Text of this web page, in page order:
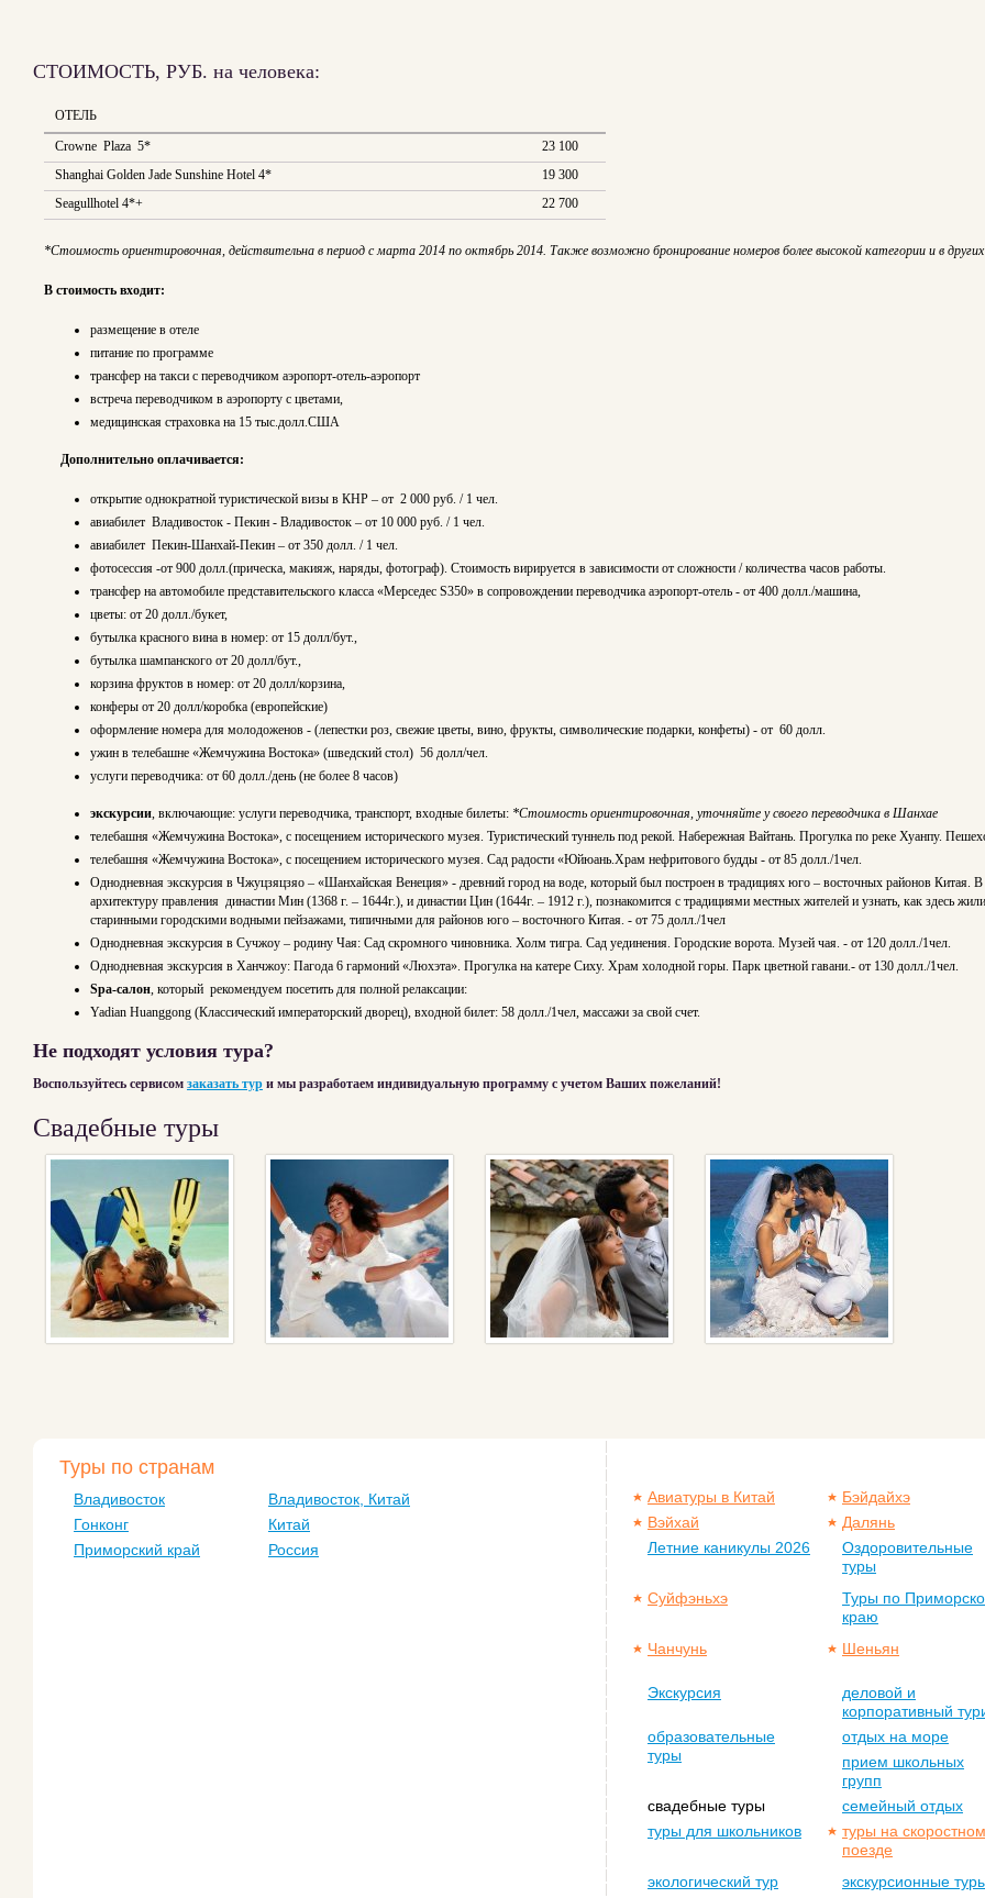
СТОИМОСТЬ, РУБ. на человека:
ОТЕЛЬ
Crowne Plaza 5*
23 100
Shanghai Golden Jade Sunshine Hotel 4*
19 300
Seagullhotel 4*+
22 700
*Стоимость ориентировочная, действительна в период с марта 2014 по октябрь 2014. Также возможно бронирование номеров более высокой категории и в
В стоимость входит:
размещение в отеле
питание по программе
трансфер на такси с переводчиком аэропорт-отель-аэропорт
встреча переводчиком в аэропорту с цветами,
медицинская страховка на 15 тыс.долл.США
Дополнительно оплачивается:
открытие однократной туристической визы в КНР – от 2 000 руб. / 1 чел.
авиабилет Владивосток - Пекин - Владивосток – от 10 000 руб. / 1 чел.
авиабилет Пекин-Шанхай-Пекин – от 350 долл. / 1 чел.
фотосессия -от 900 долл.(прическа, макияж, наряды, фотограф). Стоимость вирируется в зависимости от сложности / количества часов работы.
трансфер на автомобиле представительского класса «Мерседес S350» в сопровождении переводчика аэропорт-отель - от 400 долл./машина,
цветы: от 20 долл./букет,
бутылка красного вина в номер: от 15 долл/бут.,
бутылка шампанского от 20 долл/бут.,
корзина фруктов в номер: от 20 долл/корзина,
конферы от 20 долл/коробка (европейские)
оформление номера для молодоженов - (лепестки роз, свежие цветы, вино, фрукты, символические подарки, конфеты) - от 60 долл.
ужин в телебашне «Жемчужина Востока» (шведский стол) 56 долл/чел.
услуги переводчика: от 60 долл./день (не более 8 часов)
экскурсии, включающие: услуги переводчика, транспорт, входные билеты: *Стоимость ориентировочная, уточняйте у своего переводчика в Шанхае
телебашня «Жемчужина Востока», с посещением исторического музея. Туристический туннель под рекой. Набережная Вайтань. Прогулка по реке Хуанпу.
телебашня «Жемчужина Востока», с посещением исторического музея. Сад радости «Юйюань.Храм нефритового будды - от 85 долл./1чел.
Однодневная экскурсия в Чжуцзяцзяо – «Шанхайская Венеция» - древний город на воде, который был построен в традициях юго – восточных районов Китая.
архитектуру правления династии Мин (1368 г. – 1644г.), и династии Цин (1644г. – 1912 г.), познакомится с традициями местных жителей и узнать, как здесь
старинными городскими водными пейзажами, типичными для районов юго – восточного Китая. - от 75 долл./1чел
Однодневная экскурсия в Сучжоу – родину Чая: Сад скромного чиновника. Холм тигра. Сад уединения. Городские ворота. Музей чая. - от 120 долл./1чел.
Однодневная экскурсия в Ханчжоу: Пагода 6 гармоний «Люхэта». Прогулка на катере Сиху. Храм холодной горы. Парк цветной гавани.- от 130 долл./1чел.
Spa-салон, который рекомендуем посетить для полной релаксации:
Yadian Huanggong (Классический императорский дворец), входной билет: 58 долл./1чел, массажи за свой счет.
Не подходят условия тура?
Воспользуйтесь сервисом заказать тур и мы разработаем индивидуальную программу с учетом Ваших пожеланий!
Свадебные туры
Туры по странам
Владивосток
Владивосток, Китай
Гонконг
Китай
Приморский край
Россия
Авиатуры в Китай Бэйдайхэ
Вэйхай
Далянь
Летние каникулы 2026
Оздоровительные
туры
Суйфэньхэ
Туры по
краю
Чанчунь
Шеньян
Экскурсия
деловой и
корпоративный
образовательные
туры
отдых на море
прием школьных
групп
свадебные туры
семейный отдых
туры для школьников
туры на скоростном
поезде
экологический тур
экскурсионные